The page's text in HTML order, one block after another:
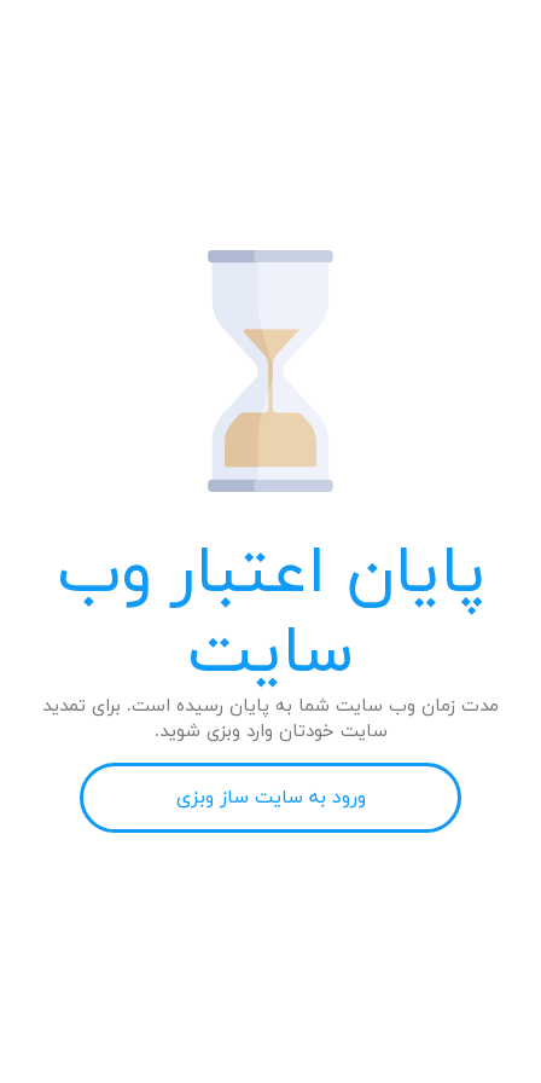
پایان اعتبار وب
سایت
مدت زمان وب سایت شما به پایان رسیده است. برای تمدید
سایت خودتان وارد وبزی شوید.
ورود به سایت ساز وبزی